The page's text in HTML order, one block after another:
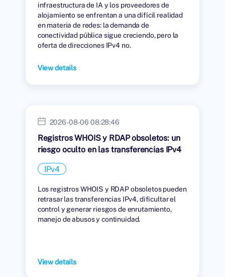
infraestructura de IA y los proveedores de
alojamiento se enfrentan a una difícil realidad
en materia de redes: la demanda de
conectividad pública sigue creciendo, pero la
oferta de direcciones IPv4 no.
View details
2026-08-06 08:28:46
Registros WHOIS y RDAP obsoletos: un
riesgo oculto en las transferencias IPv4
IPv4
Los registros WHOIS y RDAP obsoletos pueden
retrasar las transferencias IPv4, dificultar el
control y generar riesgos de enrutamiento,
manejo de abusos y continuidad.
View details